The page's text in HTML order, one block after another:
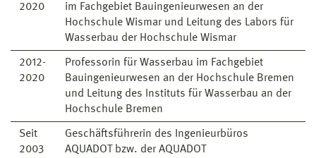
2020
im Fachgebiet Bauingenieurwesen an der
Hochschule Wismar und Leitung des Labors für
Wasserbau der Hochschule Wismar
2012-
2020
Professorin für Wasserbau im Fachgebiet
Bauingenieurwesen an der Hochschule Bremen
und Leitung des Instituts für Wasserbau an der
Hochschule Bremen
Seit
2003
Geschäftsführerin des Ingenieurbüros
AQUADOT bzw. der AQUADOT